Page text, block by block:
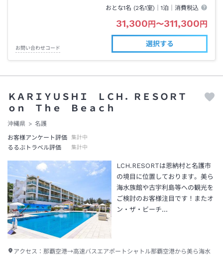
おとな1名 (2名1室)｜1泊 ｜消費税込
31,300円〜311,300円
お問い合わせコード
選択する
ＫＡＲＩＹＵＳＨＩ ＬＣＨ．ＲＥＳＯＲＴ
ｏｎ Ｔｈｅ Ｂｅａｃｈ
沖縄県
名護
お客様アンケート評価
集計中
るるぶトラベル評価 集計中
LCH.RESORTは恩納村と名護市
の境目に位置しております。美ら
海水族館や古宇利島等への観光を
ご検討のお客様注目です！またオ
ン・ザ・ビーチ…
アクセス： 那覇空港→高速バスエアポートシャトル那覇空港から美ら海水